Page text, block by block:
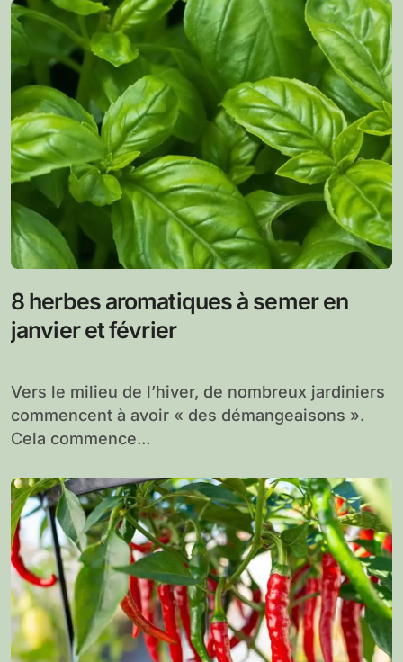
8 herbes aromatiques à semer en
janvier et février
Vers le milieu de l’hiver, de nombreux jardiniers
commencent à avoir « des démangeaisons ».
Cela commence...